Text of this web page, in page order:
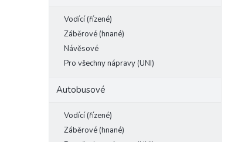
Vodící (řízené)
Záběrové (hnané)
Návěsové
Pro všechny nápravy (UNI)
Autobusové
Vodící (řízené)
Záběrové (hnané)